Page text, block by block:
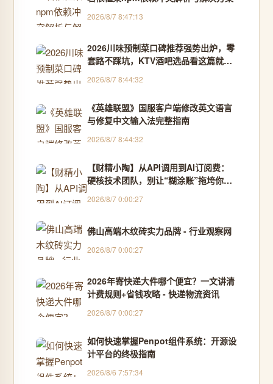
2026/8/7 8:47:13
2026川味预制菜口碑推荐强势出炉，零
套路不踩坑，KTV酒吧选品看这篇就够
2026/8/7 8:44:32
《英雄联盟》国服客户端修改英文语言
与修复中文输入法完整指南
2026/8/7 8:44:32
【财精小陶】从API调用到AI订阅费：
硬核技术团队，别让“糊涂账”拖垮你的
2026/8/7 0:00:27
佛山高端木纹砖实力品牌 - 行业观察网
2026/8/7 0:00:27
2026年寄快递大件哪个便宜？一文讲清
计费规则+省钱攻略 - 快递物流资讯
2026/8/7 0:00:27
如何快速掌握Penpot组件系统：开源设
计平台的终极指南
2026/8/6 7:57:34